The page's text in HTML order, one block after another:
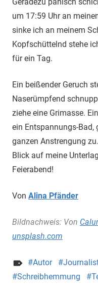
um 17:59 Uhr an
sinke ich an meinem
Kopfschüttelnd stehe
für ein Tag.
Ein beißender Geruch
Naserümpfend
ziehe eine Grimasse.
ein Entspannungs-
ganzen Anstrengung
Blick auf meine
Feierabend!
Von Alina Pfänder
Bildnachweis: Von
unsplash.com
Autor
Schreibhemmung